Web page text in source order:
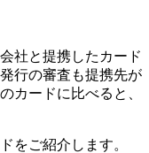
社と提携したカード
行の審査も提携先が
カードに比べると、
をご紹介します。